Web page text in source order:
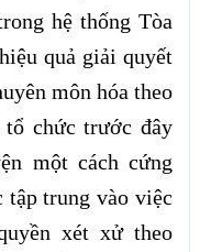
hệ thống Tòa
quả giải quyết
môn hóa theo
chức trước đây
một cách cứng
tập trung vào việc
xét xử theo